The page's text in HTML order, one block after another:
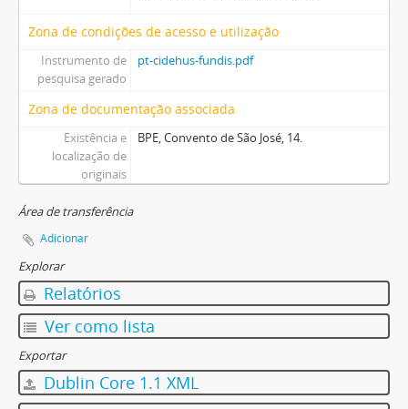
Zona de condições de acesso e utilização
Instrumento de
pesquisa gerado
pt-cidehus-fundis.pdf
Zona de documentação associada
Existência e
localização de
originais
BPE, Convento de São José, 14.
Área de transferência
Adicionar
Explorar
Relatórios
Ver como lista
Exportar
Dublin Core 1.1 XML